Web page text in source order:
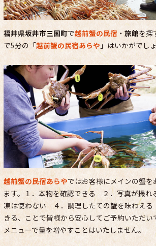
福井県坂井市三国町で越前蟹の民宿 ・ 旅館を探
で5分の「越前蟹の民宿あらや 」はいかがでし
越前蟹の民宿あらやではお客様にメインの蟹を
ます。１．本物を確認できる ２．写真が撮
凍は使わない ４．調理したての蟹を味わえ
きる、ことで皆様から安心してご予約いただい
メニューで量を増やすことはいたしません。